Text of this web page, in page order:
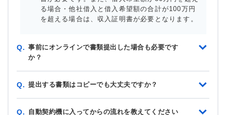
る場合・他社借入と借入希望額の合計が100万円
を超える場合は、収入証明書が必要となります。
Q. 事前にオンラインで書類提出した場合も必要です
か？
Q. 提出する書類はコピーでも大丈夫ですか？
Q. 自動契約機に入ってからの流れを教えてください